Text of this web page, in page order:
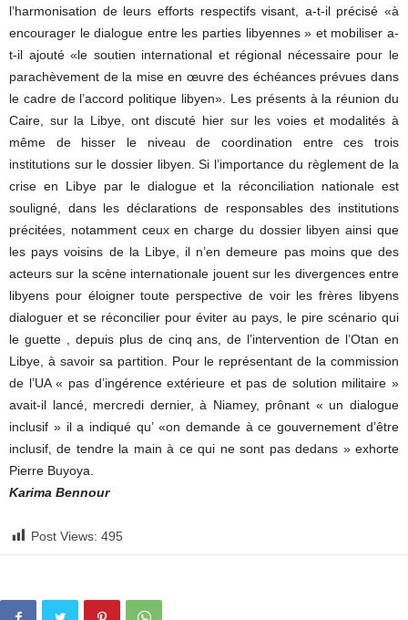
l’harmonisation de leurs efforts respectifs visant, a-t-il précisé «à
encourager le dialogue entre les parties libyennes » et mobiliser a-
t-il ajouté «le soutien international et régional nécessaire pour le
parachèvement de la mise en œuvre des échéances prévues dans
le cadre de l’accord politique libyen». Les présents à la réunion du
Caire, sur la Libye, ont discuté hier sur les voies et modalités à
même de hisser le niveau de coordination entre ces trois
institutions sur le dossier libyen. Si l’importance du règlement de la
crise en Libye par le dialogue et la réconciliation nationale est
souligné, dans les déclarations de responsables des institutions
précitées, notamment ceux en charge du dossier libyen ainsi que
les pays voisins de la Libye, il n’en demeure pas moins que des
acteurs sur la scène internationale jouent sur les divergences entre
libyens pour éloigner toute perspective de voir les frères libyens
dialoguer et se réconcilier pour éviter au pays, le pire scénario qui
le guette , depuis plus de cinq ans, de l’intervention de l’Otan en
Libye, à savoir sa partition. Pour le représentant de la commission
de l’UA « pas d’ingérence extérieure et pas de solution militaire »
avait-il lancé, mercredi dernier, à Niamey, prônant « un dialogue
inclusif » il a indiqué qu’ «on demande à ce gouvernement d’être
inclusif, de tendre la main à ce qui ne sont pas dedans » exhorte
Pierre Buyoya.
Karima Bennour
Post Views: 495